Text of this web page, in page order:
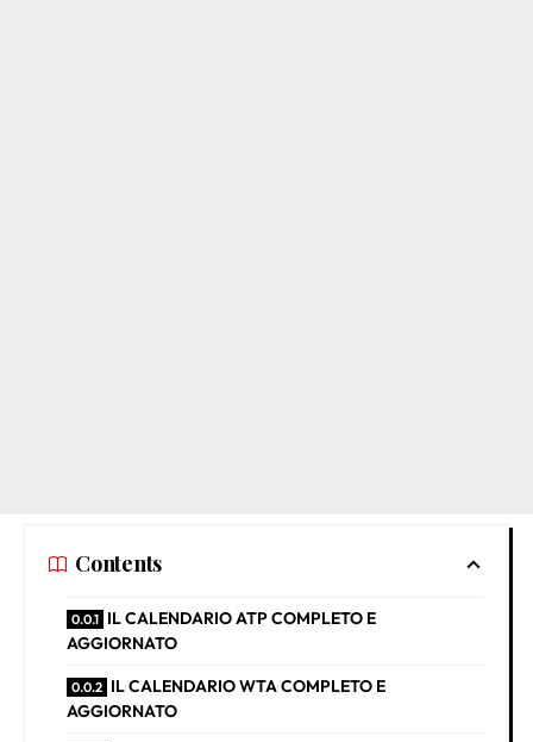
Contents
IL CALENDARIO ATP COMPLETO E
AGGIORNATO
IL CALENDARIO WTA COMPLETO E
AGGIORNATO